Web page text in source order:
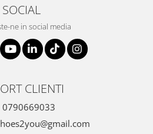
SOCIAL
ne in social media
CLIENTI
0790669033